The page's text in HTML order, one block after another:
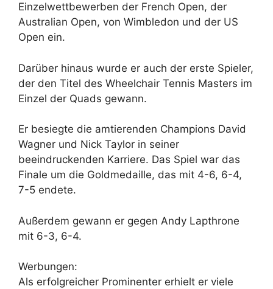
Einzelwettbewerben der French Open, der
Australian Open, von Wimbledon und der US
Open ein.
Darüber hinaus wurde er auch der erste Spieler,
der den Titel des Wheelchair Tennis Masters im
Einzel der Quads gewann.
Er besiegte die amtierenden Champions David
Wagner und Nick Taylor in seiner
beeindruckenden Karriere. Das Spiel war das
Finale um die Goldmedaille, das mit 4-6, 6-4,
7-5 endete.
Außerdem gewann er gegen Andy Lapthrone
mit 6-3, 6-4.
Werbungen:
Als erfolgreicher Prominenter erhielt er viele